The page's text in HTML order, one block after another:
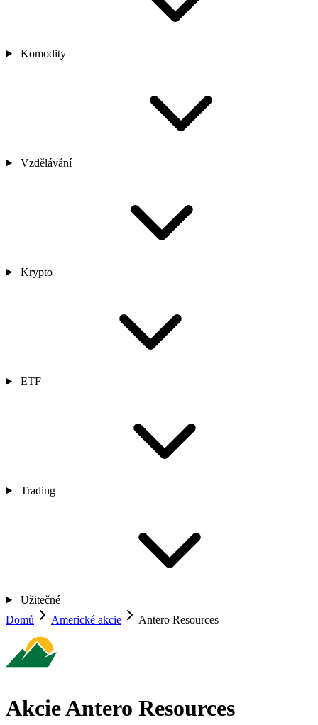
Komodity
Vzdělávání
Krypto
ETF
Trading
Užitečné
Domů
Americké akcie Antero Resources
Akcie Antero Resources